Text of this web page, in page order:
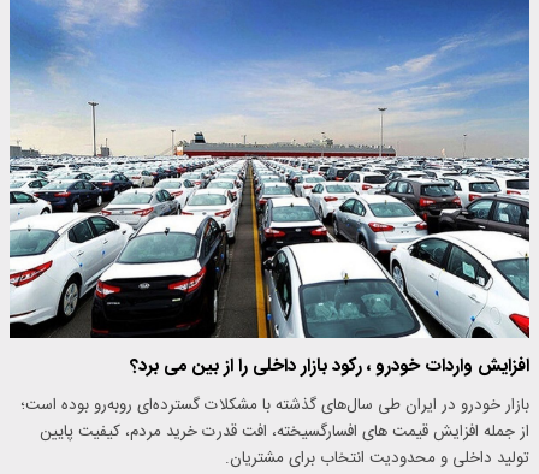
افزایش واردات خودرو ، رکود بازار داخلی را از بین می برد؟
بازار خودرو در ایران طی سال‌های گذشته با مشکلات گسترده‌ای روبه‌رو بوده است؛
از جمله افزایش قیمت‌ های افسارگسیخته، افت قدرت خرید مردم، کیفیت پایین
تولید داخلی و محدودیت انتخاب برای مشتریان.